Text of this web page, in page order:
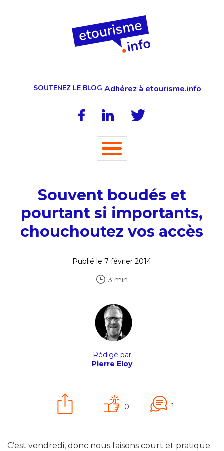
SOUTENEZ LE BLOG Adhérez à etourisme.info
Souvent boudés et
pourtant si importants,
chouchoutez vos accès
Publié le 7 février 2014
3 min
Rédigé par
Pierre Eloy
0 1
C’est vendredi, donc nous faisons court et pratique.